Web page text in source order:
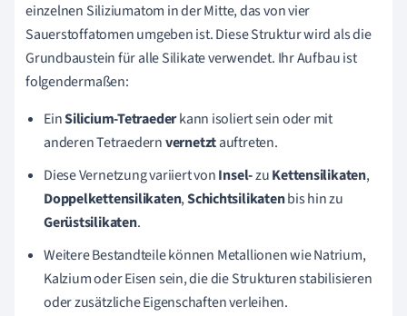
einzelnen Siliziumatom in der Mitte, das von vier
Sauerstoffatomen umgeben ist. Diese Struktur wird als die
Grundbaustein für alle Silikate verwendet. Ihr Aufbau ist
folgendermaßen:
EinSilicium-Tetraederkann isoliert sein oder mit
anderen Tetraedernvernetztauftreten.
Diese Vernetzung variiert vonInsel-zuKettensilikaten,
Doppelkettensilikaten,Schichtsilikatenbis hin zu
Gerüstsilikaten.
Weitere Bestandteile können Metallionen wie Natrium,
Kalzium oder Eisen sein, die die Strukturen stabilisieren
oder zusätzliche Eigenschaften verleihen.